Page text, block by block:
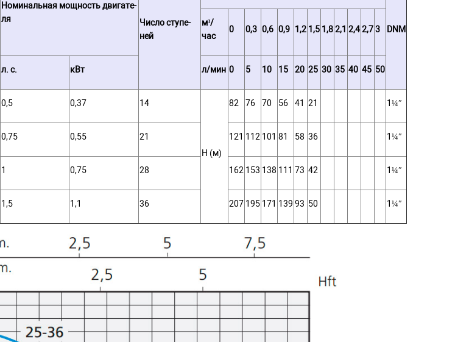
Но­ми­наль­ная мощ­ность дви­га­те­
ля
Число ступе­
ней
DNM
м³/
час
0 0,3 0,6 0,9 1,2 1,5 1,82,1 2,42,73
л. с. кВт л/мин 0 5 10 15 20 25 30 35 40 45 50
0,5 0,37 14
Н (м)
82 76 70 56 41 21 1¼″
0,75 0,55 21 121 112 101 81 58 36 1¼″
1 0,75 28 162 153 138 111 73 42 1¼″
1,5 1,1 36 207 195 171 139 93 50 1¼″